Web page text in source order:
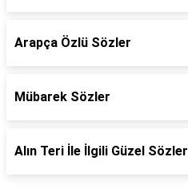
Arapça Özlü Sözler
Mübarek Sözler
Alın Teri İle İlgili Güzel Sözler